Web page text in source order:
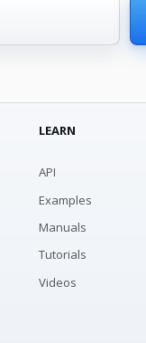
LEARN
API
Examples
Manuals
Tutorials
Videos